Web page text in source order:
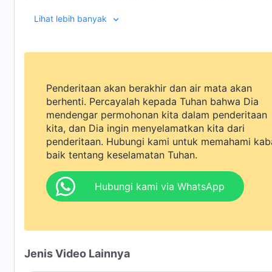
ayah Michael mengancam akan memutus hubungan
bersandar kepada Tuhan dan mengandalkan
Lihat lebih banyak
Penderitaan akan berakhir dan air mata akan
berhenti. Percayalah kepada Tuhan bahwa Dia
mendengar permohonan kita dalam penderitaan
kita, dan Dia ingin menyelamatkan kita dari
penderitaan. Hubungi kami untuk memahami
baik tentang keselamatan Tuhan.
Hubungi kami via WhatsApp
Jenis Video Lainnya